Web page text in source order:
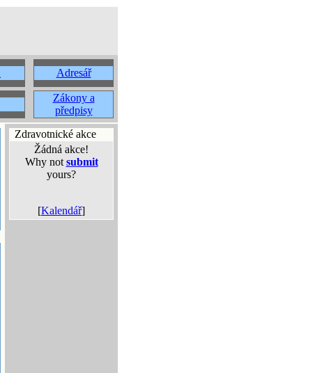
Adresář
Zákony a
předpisy
Zdravotnické akce
Žádná akce!
Why not submit
yours?
[Kalendář]